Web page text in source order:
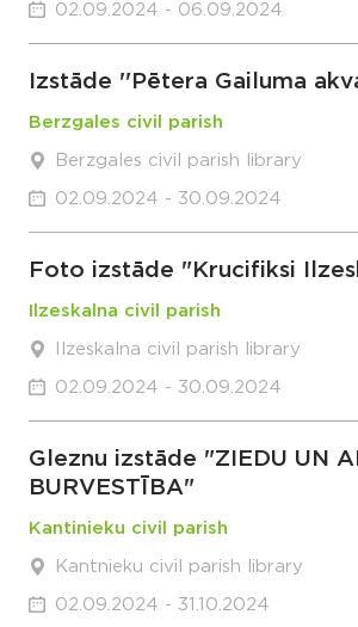
02.09.2024 - 06.09.2024
Izstāde ''Pētera Gailuma
Berzgales civil parish
Berzgales civil parish library
02.09.2024 - 30.09.2024
Foto izstāde "Krucifiksi
Ilzeskalna civil parish
Ilzeskalna civil parish library
02.09.2024 - 30.09.2024
Gleznu izstāde "ZIEDU UN
BURVESTĪBA"
Kantinieku civil parish
Kantnieku civil parish library
02.09.2024 - 31.10.2024